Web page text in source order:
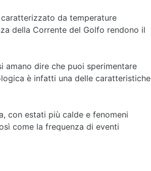
da temperature
della Corrente del Golfo rendono il
amano dire che puoi sperimentare
è infatti una delle caratteristiche
con estati più calde e fenomeni
come la frequenza di eventi